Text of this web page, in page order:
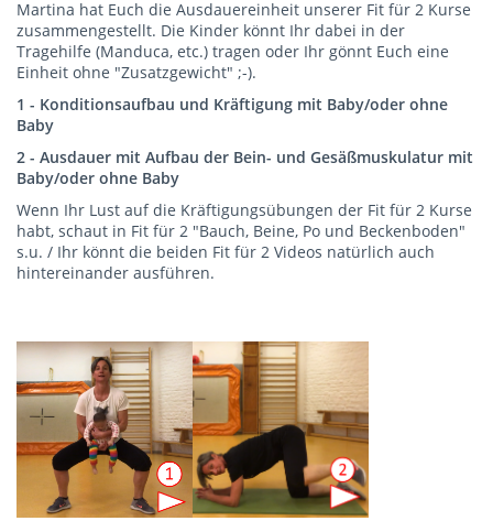
Martina hat Euch die Ausdauereinheit unserer Fit für 2 Kurse
zusammengestellt. Die Kinder könnt Ihr dabei in der
Tragehilfe (Manduca, etc.) tragen oder Ihr gönnt Euch eine
Einheit ohne "Zusatzgewicht" ;-).
1 - Konditionsaufbau und Kräftigung mit Baby/oder ohne
Baby
2 - Ausdauer mit Aufbau der Bein- und Gesäßmuskulatur mit
Baby/oder ohne Baby
Wenn Ihr Lust auf die Kräftigungsübungen der Fit für 2 Kurse
habt, schaut in Fit für 2 "Bauch, Beine, Po und Beckenboden"
s.u. / Ihr könnt die beiden Fit für 2 Videos natürlich auch
hintereinander ausführen.